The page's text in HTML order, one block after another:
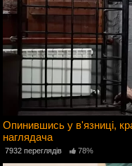
Опинившись у в'язниці,
наглядача
7932 переглядів 78%